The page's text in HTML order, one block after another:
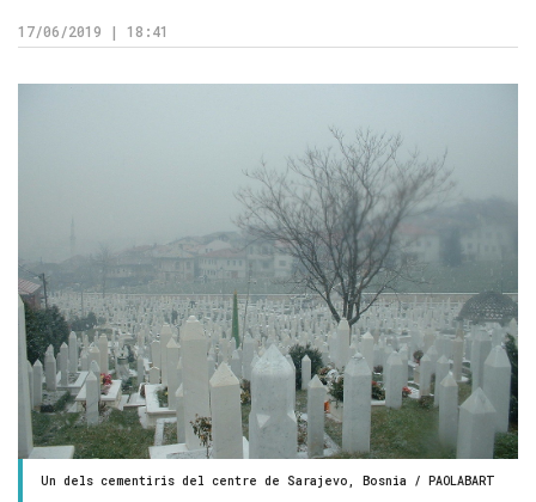
17/06/2019 | 18:41
Un dels cementiris del centre de Sarajevo, Bosnia / PAOLABART